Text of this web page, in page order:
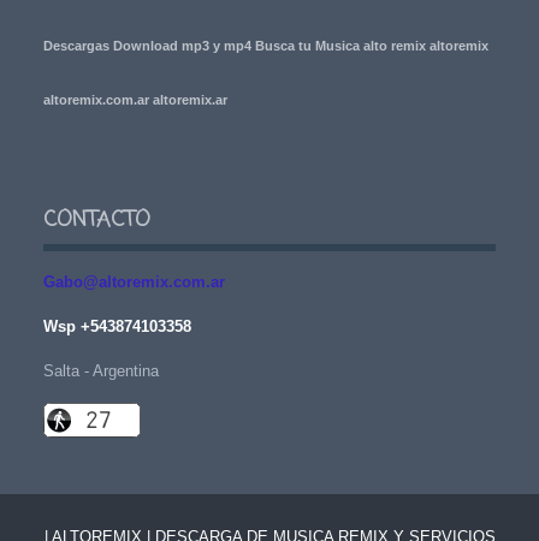
Descargas Download mp3 y mp4 Busca tu Musica alto remix altoremix
altoremix.com.ar altoremix.ar
CONTACTO
Gabo@altoremix.com.ar
Wsp +543874103358
Salta - Argentina
| ALTOREMIX | DESCARGA DE MUSICA REMIX Y SERVICIOS